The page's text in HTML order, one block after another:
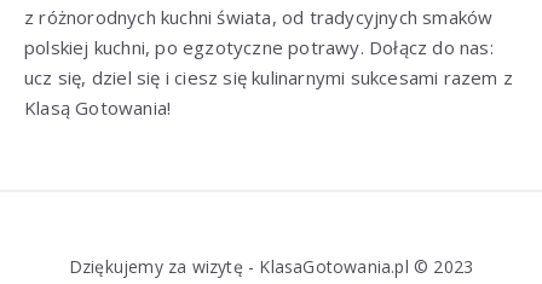
z różnorodnych kuchni świata, od tradycyjnych smaków
polskiej kuchni, po egzotyczne potrawy. Dołącz do nas:
ucz się, dziel się i ciesz się kulinarnymi sukcesami razem z
Klasą Gotowania!
Dziękujemy za wizytę - KlasaGotowania.pl © 2023